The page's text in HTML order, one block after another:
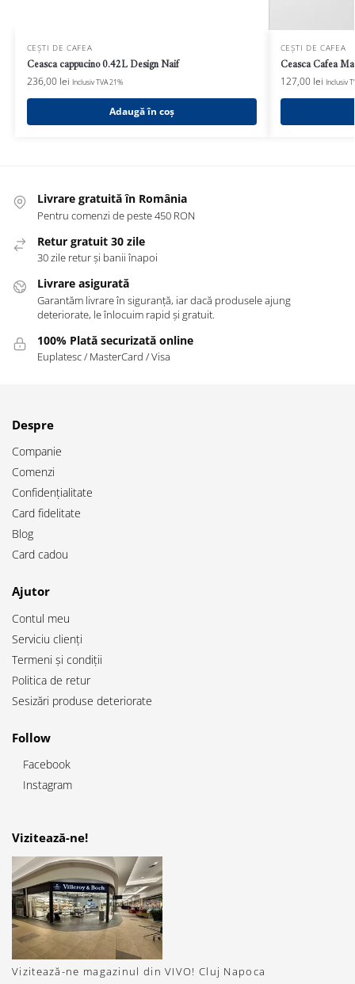
CEȘTI DE CAFEA
Ceasca cappucino 0.42L Design Naif
236,00 lei Inclusiv TVA 21%
Adaugă în coș
CEȘTI DE CAFEA
Ceasca Cafea
127,00 lei Inclusiv
Livrare gratuită în România
Pentru comenzi de peste 450 RON
Retur gratuit 30 zile
30 zile retur și banii înapoi
Livrare asigurată
Garantăm livrare în siguranță, iar dacă produsele ajung
deteriorate, le înlocuim rapid și gratuit.
100% Plată securizată online
Euplatesc / MasterCard / Visa
Despre
Companie
Comenzi
Confidențialitate
Card fidelitate
Blog
Card cadou
Ajutor
Contul meu
Serviciu clienți
Termeni și condiții
Politica de retur
Sesizări produse deteriorate
Follow
Facebook
Instagram
Vizitează-ne!
Vizitează-ne magazinul din VIVO! Cluj Napoca